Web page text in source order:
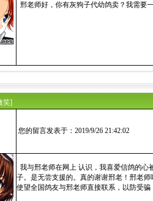
邢老师好，你有灰狗子代幼鸽卖？我需要
笑]
您的留言发表于：2019/9/26 21:42:02
我与邢老师在网上 认识，我喜爱信鸽的
子。是无尝支援的。真的谢谢邢老！邢老
使望全国鸽友与邢老师直接联系，以防受骗